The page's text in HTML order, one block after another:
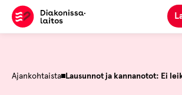
Hyppää
sisältöön
Ajankohtaista